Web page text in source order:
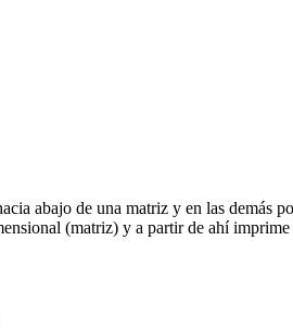
abajo de una matriz y en las demás
(matriz) y a partir de ahí imprime